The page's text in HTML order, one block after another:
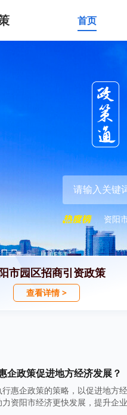
首页
资阳
市园区招商引资政策
查看详情 >
企政策促进地方经济发展？
惠企政策的策略，以促进地方
资阳市经济更快发展，提升企